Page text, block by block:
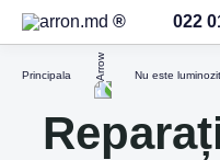
022
Principala Nu este